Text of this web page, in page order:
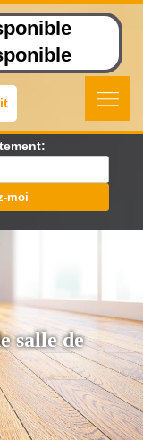
salle de